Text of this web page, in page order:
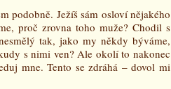
podobně. Ježíš sám osloví nějakého
proč zrovna toho muže? Chodil s
tak, jako my někdy býváme,
s nimi ven? Ale okolí to nakonec
mne. Tento se zdráhá – dovol mi